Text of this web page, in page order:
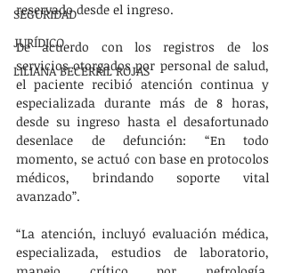
SEGURIDAD
JURÍDICO
LILIANA BECERRIL ROJAS
reservado desde el ingreso.
De acuerdo con los registros de los
servicios otorgados por personal de salud,
el paciente recibió atención continua y
especializada durante más de 8 horas,
desde su ingreso hasta el desafortunado
desenlace de defunción: “En todo
momento, se actuó con base en protocolos
médicos, brindando soporte vital
avanzado”.
“La atención, incluyó evaluación médica,
especializada, estudios de laboratorio,